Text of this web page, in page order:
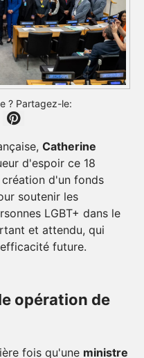
? Partagez-le:
Catherine
d'espoir ce 18
d'un fonds
soutenir les
LGBT+ dans le
et attendu, qui
future.
opération de
fois qu'une ministre